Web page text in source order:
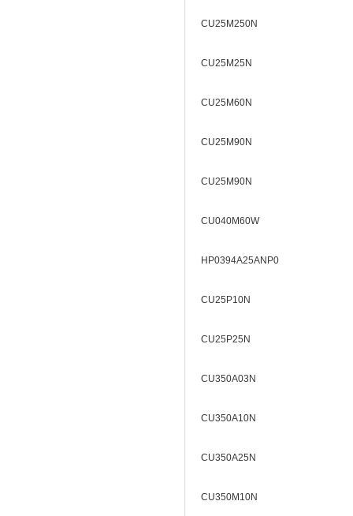
CU25M250N
CU25M25N
CU25M60N
CU25M90N
CU25M90N
CU040M60W
HP0394A25ANP0
CU25P10N
CU25P25N
CU350A03N
CU350A10N
CU350A25N
CU350M10N